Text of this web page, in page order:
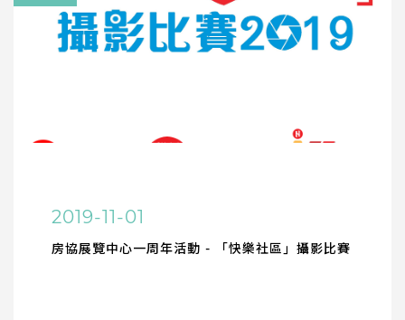
2019-11-01
房協展覽中心一周年活動 - 「快樂社區」攝影比賽